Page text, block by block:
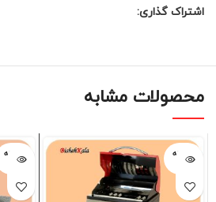
اشتراک گذاری:
محصولات مشابه
فروخته
شده
فروخته
شده